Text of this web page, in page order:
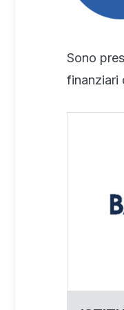
Sono
finanziari